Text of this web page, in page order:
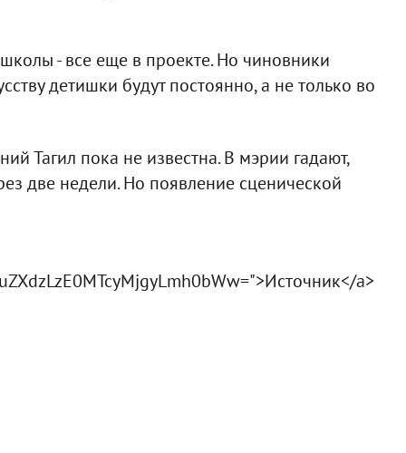
- все еще в проекте. Но чиновники
детишки будут постоянно, а не только во
Тагил пока не известна. В мэрии гадают,
две недели. Но появление сценической
a>